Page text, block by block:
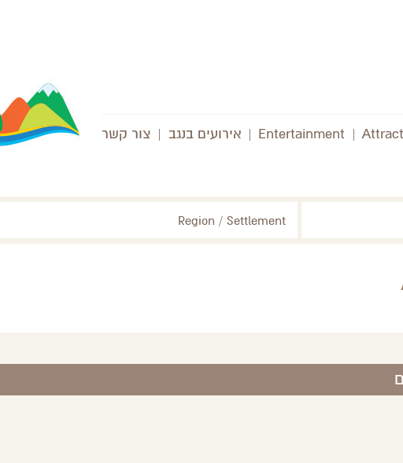
|
Entertainment
| אירועים בנגב | צור קשר
Region / Settlement